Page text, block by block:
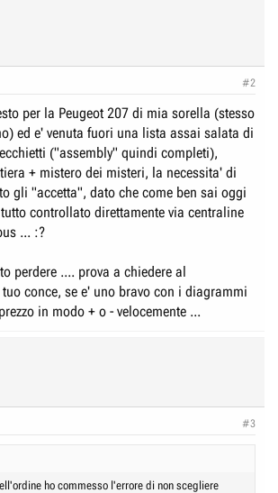
#2
per la Peugeot 207 di mia sorella (stesso
ed e' venuta fuori una lista assai salata di
("assembly" quindi completi),
+ mistero dei misteri, la necessita' di
gli "accetta", dato che come ben sai oggi
controllato direttamente via centraline
... :?
perdere .... prova a chiedere al
conce, se e' uno bravo con i diagrammi
in modo + o - velocemente ...
#3
ho commesso l'errore di non scegliere